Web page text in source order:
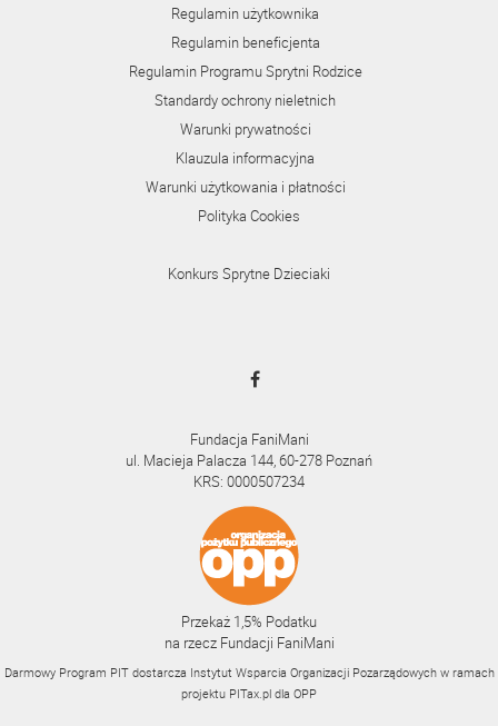
Regulamin użytkownika
Regulamin beneficjenta
Regulamin Programu Sprytni Rodzice
Standardy ochrony nieletnich
Warunki prywatności
Klauzula informacyjna
Warunki użytkowania i płatności
Polityka Cookies
Konkurs Sprytne Dzieciaki
Fundacja FaniMani
ul. Macieja Palacza 144, 60-278 Poznań
KRS: 0000507234
Przekaż 1,5% Podatku
na rzecz Fundacji FaniMani
Darmowy Program PIT dostarcza Instytut Wsparcia Organizacji Pozarządowych w ramach
projektu PITax.pl dla OPP